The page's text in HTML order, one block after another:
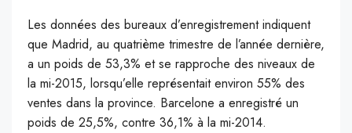
Les données des bureaux d’enregistrement indiquent
que Madrid, au quatrième trimestre de l’année dernière,
a un poids de 53,3% et se rapproche des niveaux de
la mi-2015, lorsqu’elle représentait environ 55% des
ventes dans la province. Barcelone a enregistré un
poids de 25,5%, contre 36,1% à la mi-2014.